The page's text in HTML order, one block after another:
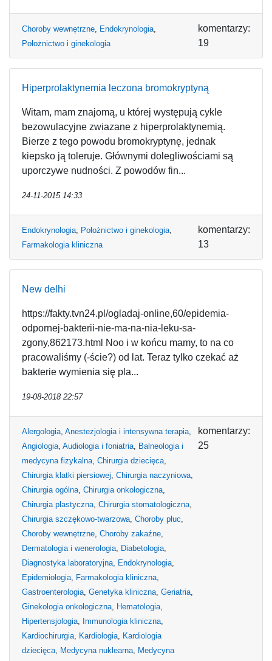
Choroby wewnętrzne, Endokrynologia,
Położnictwo i ginekologia
komentarzy:
19
Hiperprolaktynemia leczona bromokryptyną
Witam, mam znajomą, u której występują cykle
bezowulacyjne zwiazane z hiperprolaktynemią.
Bierze z tego powodu bromokryptynę, jednak
kiepsko ją toleruje. Głównymi dolegliwościami są
uporczywe nudności. Z powodów fin...
24-11-2015 14:33
Endokrynologia, Położnictwo i ginekologia,
Farmakologia kliniczna
komentarzy:
13
New delhi
https://fakty.tvn24.pl/ogladaj-online,60/epidemia-
odpornej-bakterii-nie-ma-na-nia-leku-sa-
zgony,862173.html Noo i w końcu mamy, to na co
pracowaliśmy (-ście?) od lat. Teraz tylko czekać aż
bakterie wymienia się pla...
19-08-2018 22:57
Alergologia, Anestezjologia i intensywna terapia,
Angiologia, Audiologia i foniatria, Balneologia i
medycyna fizykalna, Chirurgia dziecięca,
Chirurgia klatki piersiowej, Chirurgia naczyniowa,
Chirurgia ogólna, Chirurgia onkologiczna,
Chirurgia plastyczna, Chirurgia stomatologiczna,
Chirurgia szczękowo-twarzowa, Choroby płuc,
Choroby wewnętrzne, Choroby zakaźne,
Dermatologia i wenerologia, Diabetologia,
Diagnostyka laboratoryjna, Endokrynologia,
Epidemiologia, Farmakologia kliniczna,
Gastroenterologia, Genetyka kliniczna, Geriatria,
Ginekologia onkologiczna, Hematologia,
Hipertensjologia, Immunologia kliniczna,
Kardiochirurgia, Kardiologia, Kardiologia
dziecięca, Medycyna nuklearna, Medycyna
komentarzy:
25